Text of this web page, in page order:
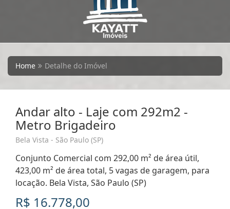
Home Detalhe do Imóvel
Andar alto - Laje com 292m2 -
Metro Brigadeiro
Bela Vista - São Paulo (SP)
Conjunto Comercial com 292,00 m² de área útil,
423,00 m² de área total, 5 vagas de garagem, para
locação. Bela Vista, São Paulo (SP)
R$ 16.778,00